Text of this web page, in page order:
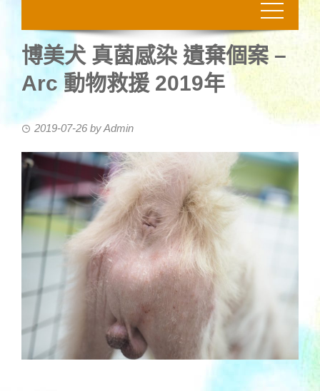
博美犬 真菌感染 遺棄個案 –
Arc 動物救援 2019年
2019-07-26 byAdmin